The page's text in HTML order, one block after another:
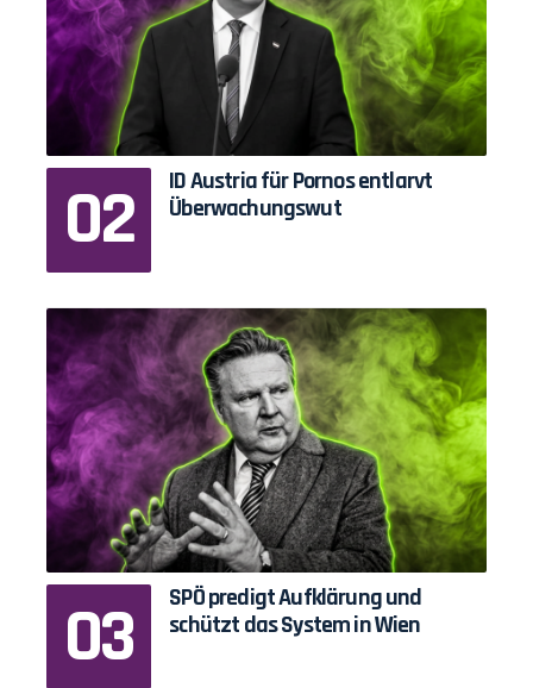
ID Austria für Pornos entlarvt
Überwachungswut
SPÖ predigt Aufklärung und
schützt das System in Wien